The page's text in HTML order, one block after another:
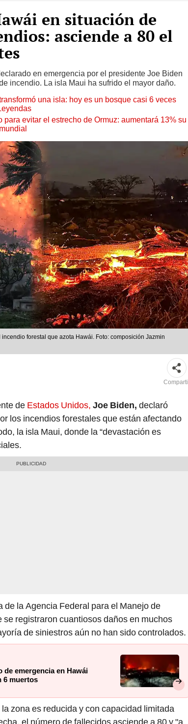
en situación de
asciende a 80 el
en emergencia por el presidente Joe Biden
incendio. La isla Maui ha sufrido el mayor daño.
una isla: hoy es un bosque casi 6 veces
evitar el estrecho de Ormuz: aumentará 13% su
forestal que azota Hawái. Foto: composición Jazmin
Compartir
de Estados Unidos, Joe Biden, declaró
los incendios forestales que están afectando
la isla Maui, donde la “devastación es
de la Agencia Federal para el Manejo de
registraron cuantiosos daños en muchos
de siniestros aún no han sido controlados.
de emergencia en Hawái
6 muertos
zona es reducida y con capacidad limitada
el número de fallecidos asciende a 80 y "a